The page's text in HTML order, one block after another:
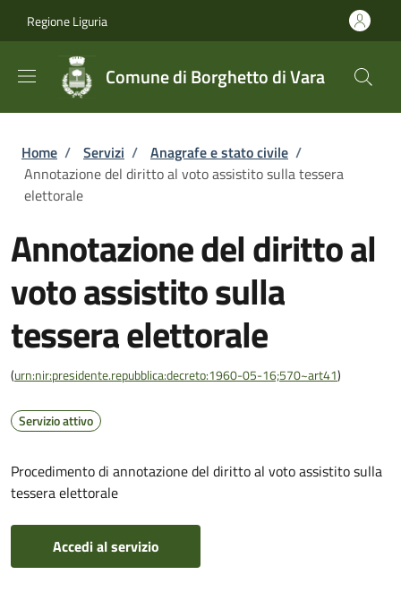
Regione Liguria
Comune di Borghetto di Vara
Briciole di pane
Home / Servizi / Anagrafe e stato civile /
Annotazione del diritto al voto assistito sulla tessera
elettorale
Annotazione del diritto al
voto assistito sulla
tessera elettorale
(urn:nir:presidente.repubblica:decreto:1960-05-16;570~art41)
Servizio attivo
Procedimento di annotazione del diritto al voto assistito sulla
tessera elettorale
Accedi al servizio